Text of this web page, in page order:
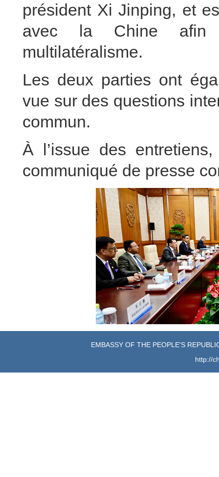
président Xi Jinping, et
avec la Chine afin
multilatéralisme.
Les deux parties ont
vue sur des questions
commun.
À l’issue des
communiqué de presse
EMBASSY OF THE PEOPLE'S
http://